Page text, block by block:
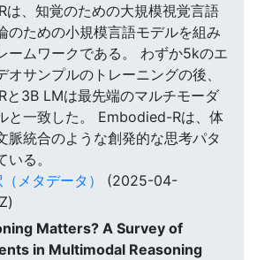
、知覚のための大規模視覚言語
のための小規模言語モデルを組み
ームワークである。 わずか5kのエ
オサンプルのトレーニングの後、
と3B LMは最先端のマルチモーダ
と一致した。 Embodied-Rは、体
脈統合のような創発的な思考パタ
る。
メタデータ）
(2025-04-
Matters? A Survey of
in Multimodal Reasoning